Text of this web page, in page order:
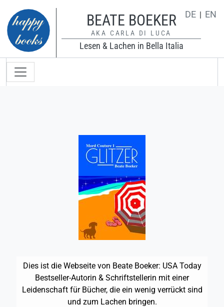
Direkt zum Inhalt BEATE BOEKER
AKA CARLA DI LUCA
Lesen & Lachen in Bella Italia
DE EN
Hauptnavigation
Dies ist die Webseite von Beate Boeker: USAToday
Bestseller-Autorin & Schriftstellerin mit einer
Leidenschaft für Bücher, die ein wenig verrückt sind
und zum Lachen bringen.